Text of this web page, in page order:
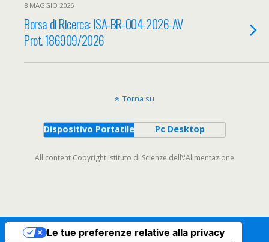
8 MAGGIO 2026
Borsa di Ricerca: ISA-BR-004-2026-AV
Prot. 186909/2026
Torna su
Dispositivo Portatile Pc Desktop
All content Copyright Istituto di Scienze dell\'Alimentazione
Le tue preferenze relative alla privacy